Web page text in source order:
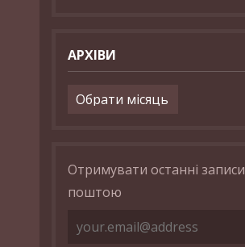
АРХІВИ
Архіви
Отримувати останні записи
поштою